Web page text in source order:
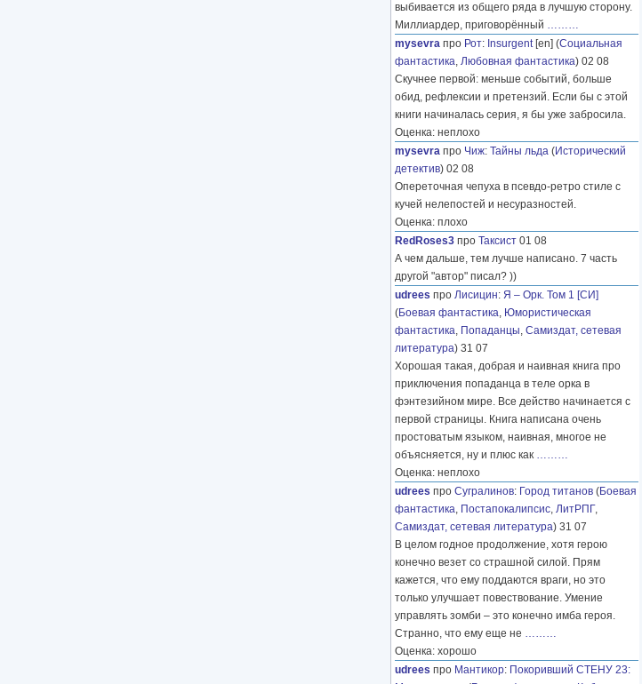
выбивается из общего ряда в лучшую сторону.
Миллиардер, приговорённый ………
mysevra про Рот: Insurgent[en] (Социальная
фантастика, Любовная фантастика) 02 08
Скучнее первой: меньше событий, больше
обид, рефлексии и претензий. Если бы с этой
книги начиналась серия, я бы уже забросила.
Оценка: неплохо
mysevra про Чиж: Тайны льда (Исторический
детектив) 02 08
Опереточная чепуха в псевдо-ретро стиле с
кучей нелепостей и несуразностей.
Оценка: плохо
RedRoses3 про Таксист 01 08
А чем дальше, тем лучше написано. 7 часть
другой "автор" писал? ))
udrees про Лисицин: Я – Орк. Том 1 [СИ]
(Боевая фантастика, Юмористическая
фантастика, Попаданцы, Самиздат, сетевая
литература) 31 07
Хорошая такая, добрая и наивная книга про
приключения попаданца в теле орка в
фэнтезийном мире. Все действо начинается с
первой страницы. Книга написана очень
простоватым языком, наивная, многое не
объясняется, ну и плюс как ………
Оценка: неплохо
udrees про Сугралинов: Город титанов (Боевая
фантастика, Постапокалипсис, ЛитРПГ,
Самиздат, сетевая литература) 31 07
В целом годное продолжение, хотя герою
конечно везет со страшной силой. Прям
кажется, что ему поддаются враги, но это
только улучшает повествование. Умение
управлять зомби – это конечно имба героя.
Странно, что ему еще не ………
Оценка: хорошо
udrees про Мантикор: Покоривший СТЕНУ 23: